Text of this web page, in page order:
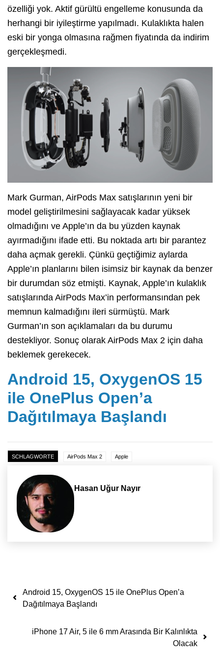
özelliği yok. Aktif gürültü engelleme konusunda da
herhangi bir iyileştirme yapılmadı. Kulaklıkta halen
eski bir yonga olmasına rağmen fiyatında da indirim
gerçekleşmedi.
Mark Gurman, AirPods Max satışlarının yeni bir
model geliştirilmesini sağlayacak kadar yüksek
olmadığını ve Apple’ın da bu yüzden kaynak
ayırmadığını ifade etti. Bu noktada artı bir parantez
daha açmak gerekli. Çünkü geçtiğimiz aylarda
Apple’ın planlarını bilen isimsiz bir kaynak da benzer
bir durumdan söz etmişti. Kaynak, Apple’ın kulaklık
satışlarında AirPods Max’in performansından pek
memnun kalmadığını ileri sürmüştü. Mark
Gurman’ın son açıklamaları da bu durumu
destekliyor. Sonuç olarak AirPods Max 2 için daha
beklemek gerekecek.
Android 15, OxygenOS 15
ile OnePlus Open’a
Dağıtılmaya Başlandı
SCHLAGWORTE AirPods Max 2 Apple
Hasan Uğur Nayır
Yazı dolaşımı
Android 15, OxygenOS 15 ile OnePlus Open’a
Dağıtılmaya Başlandı
iPhone 17 Air, 5 ile 6 mm Arasında Bir Kalınlıkta
Olacak